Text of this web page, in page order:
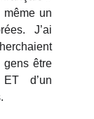
un
J’ai
gens être
d’un